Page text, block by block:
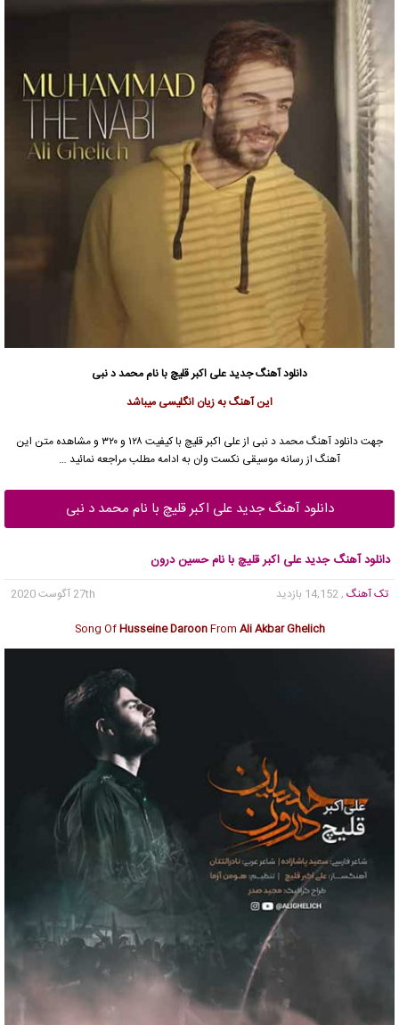
دانلود آهنگ جدیدعلی اکبر قلیچ با نام محمد د نبی
این آهنگ به زیان انگلیسی میباشد
جهت دانلود آهنگ محمد د نبی ازعلی اکبر قلیچ
با کیفیت ۱۲۸ و ۳۲۰ و مشاهده متن این
آهنگ از رسانه موسیقی نکست وان به ادامه مطلب مراجعه نمائید …
دانلود آهنگ جدید علی اکبر قلیچ با نام محمد د نبی
دانلود آهنگ جدید علی اکبر قلیچ با نام حسین درون
تک آهنگ , 14,152 بازدید
27th آگوست 2020
Song OfHusseine DaroonFrom Ali Akbar Ghelich